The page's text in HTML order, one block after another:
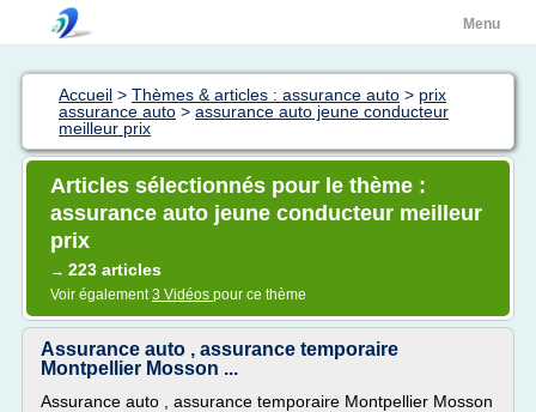
Menu
Accueil > Thèmes & articles : assurance auto > prix
assurance auto > assurance auto jeune conducteur
meilleur prix
Articles sélectionnés pour le thème :
assurance auto jeune conducteur meilleur
prix
→ 223 articles
Voir également3 Vidéos pour ce thème
Assurance auto , assurance temporaire
Montpellier Mosson ...
Assurance auto , assurance temporaire Montpellier Mosson